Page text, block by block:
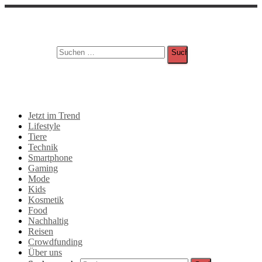
Jetzt im Trend
Lifestyle
Tiere
Technik
Smartphone
Gaming
Mode
Kids
Kosmetik
Food
Nachhaltig
Reisen
Crowdfunding
Über uns